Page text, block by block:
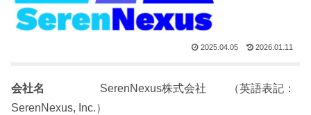
2025.04.05 2026.01.11
会社名
SerenNexus株式会社 （英語表記：
SerenNexus, Inc.）